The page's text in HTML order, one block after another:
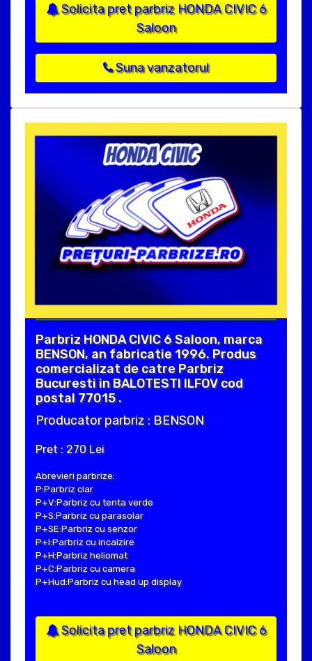
Solicita pret parbriz HONDA CIVIC 6
Saloon
Suna vanzatorul
Parbriz HONDA CIVIC 6 Saloon, marca
BENSON, an fabricatie 1996. Produs
comercializat de catre Parbriz
Bucuresti in BALOTESTI ILFOV cod
postal 77015 .
Producator parbriz : BENSON
Pret : 270 Lei
Abrevieri parbrize:
P:Parbriz clar
P+V:Parbriz cu tenta verde
P+S:Parbriz cu parasolar
P+SE:Parbriz cu senzor
P+I:Parbriz cu incalzire
P+H:Parbriz heliomat
P+C:Parbriz cu camera
P+Hud:Parbriz cu head up display
Solicita pret parbriz HONDA CIVIC 6
Saloon